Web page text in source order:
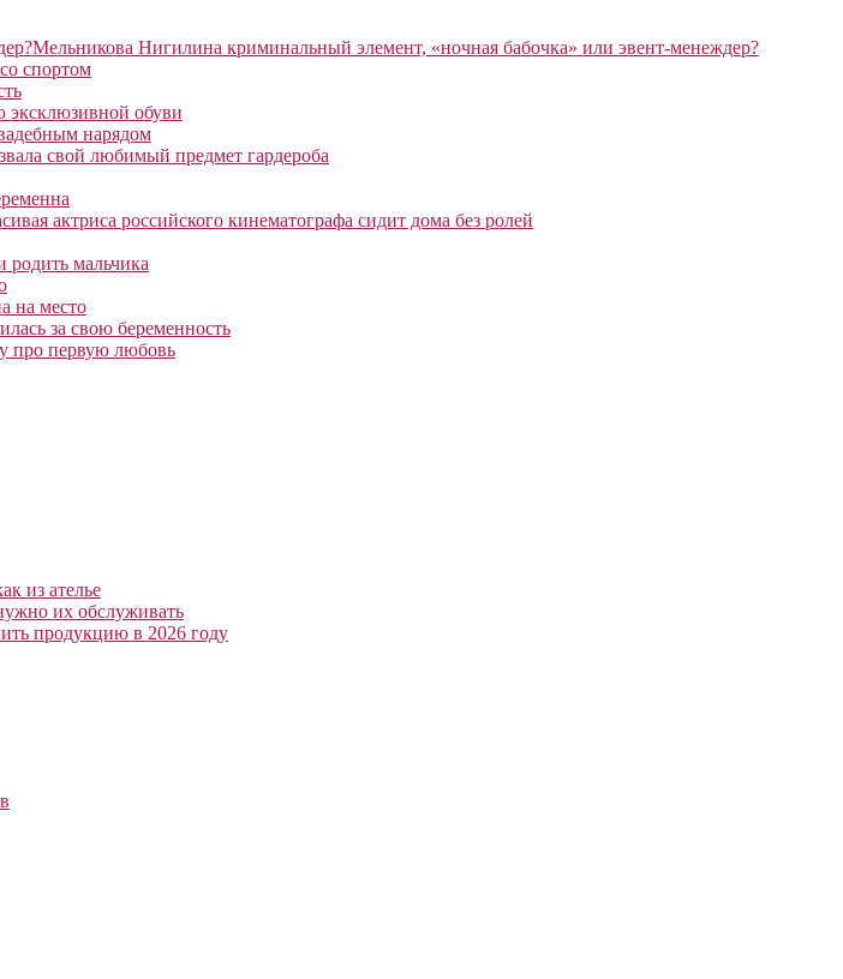
Мельникова Нигилина криминальный элемент, «ночная бабочка» или эвент-менеждер?
спортом
эксклюзивной обуви
нарядом
свой любимый предмет гардероба
актриса российского кинематографа сидит дома без ролей
мальчика
на место
за свою беременность
про первую любовь
из ателье
их обслуживать
продукцию в 2026 году